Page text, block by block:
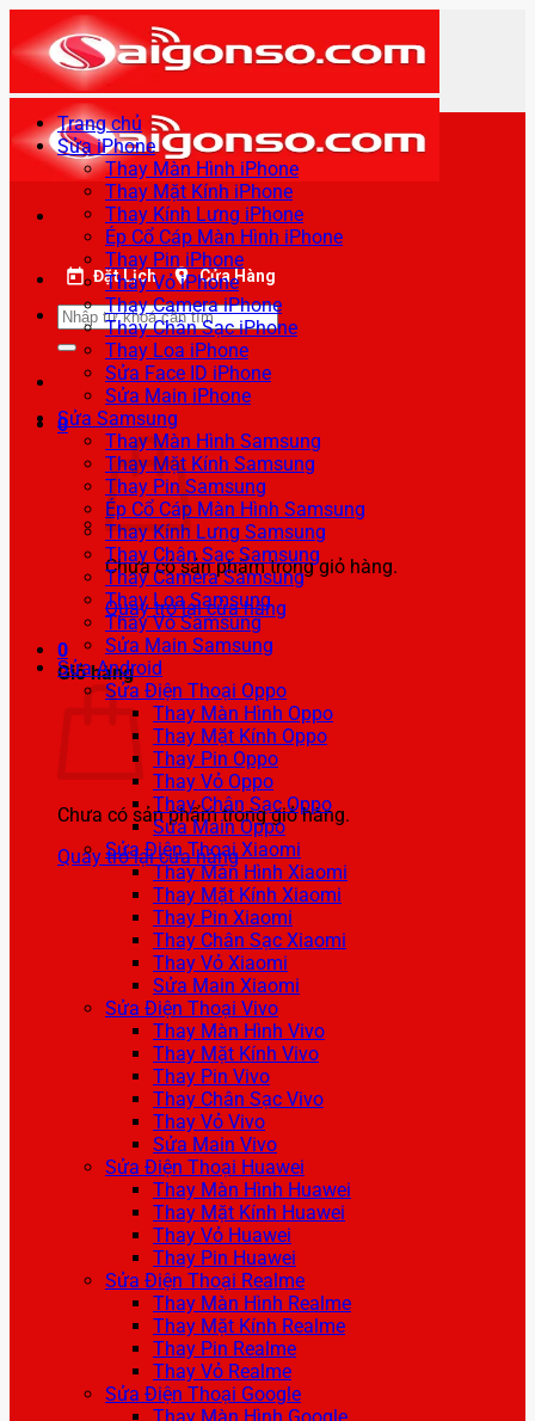
qua
nội
dung
Đặt Lịch Cửa Hàng
Tìm
kiếm:
0
Chưa có sản phẩm trong giỏ hàng.
Quay trở lại cửa hàng
0
Giỏ hàng
Chưa có sản phẩm trong giỏ hàng.
Quay trở lại cửa hàng
Trang chủ
Sửa iPhone
Thay Màn Hình iPhone
Thay Mặt Kính iPhone
Thay Kính Lưng iPhone
Ép Cổ Cáp Màn Hình iPhone
Thay Pin iPhone
Thay Vỏ iPhone
Thay Camera iPhone
Thay Chân Sạc iPhone
Thay Loa iPhone
Sửa Face ID iPhone
Sửa Main iPhone
Sửa Samsung
Thay Màn Hình Samsung
Thay Mặt Kính Samsung
Thay Pin Samsung
Ép Cổ Cáp Màn Hình Samsung
Thay Kính Lưng Samsung
Thay Chân Sạc Samsung
Thay Camera Samsung
Thay Loa Samsung
Thay Vỏ Samsung
Sửa Main Samsung
Sửa Android
Sửa Điện Thoại Oppo
Thay Màn Hình Oppo
Thay Mặt Kính Oppo
Thay Pin Oppo
Thay Vỏ Oppo
Thay Chân Sạc Oppo
Sửa Main Oppo
Sửa Điện Thoại Xiaomi
Thay Màn Hình Xiaomi
Thay Mặt Kính Xiaomi
Thay Pin Xiaomi
Thay Chân Sạc Xiaomi
Thay Vỏ Xiaomi
Sửa Main Xiaomi
Sửa Điện Thoại Vivo
Thay Màn Hình Vivo
Thay Mặt Kính Vivo
Thay Pin Vivo
Thay Chân Sạc Vivo
Thay Vỏ Vivo
Sửa Main Vivo
Sửa Điện Thoại Huawei
Thay Màn Hình Huawei
Thay Mặt Kính Huawei
Thay Vỏ Huawei
Thay Pin Huawei
Sửa Điện Thoại Realme
Thay Màn Hình Realme
Thay Mặt Kính Realme
Thay Pin Realme
Thay Vỏ Realme
Sửa Điện Thoại Google